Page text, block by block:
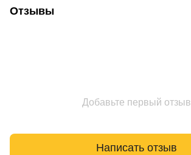
Отзывы
Добавьте первый отзыв
Написать отзыв